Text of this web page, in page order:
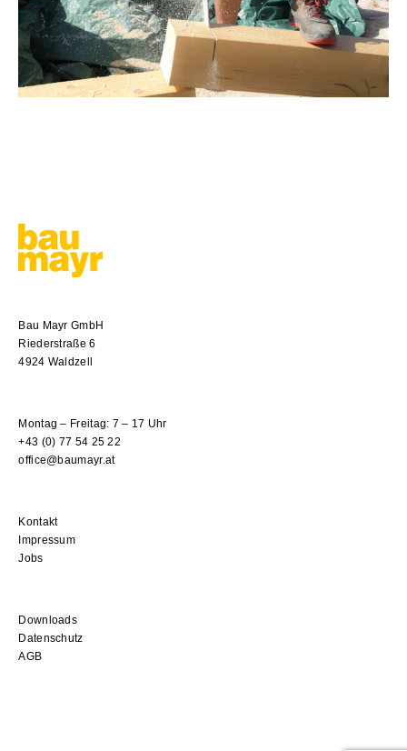
Bau Mayr GmbH
Riederstraße 6
4924 Waldzell
Montag – Freitag: 7 – 17 Uhr
+43 (0) 77 54 25 22
office@baumayr.at
Kontakt
Impressum
Jobs
Downloads
Datenschutz
AGB